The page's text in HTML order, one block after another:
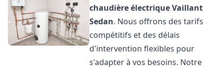
chaudière électrique Vaillant
Sedan. Nous offrons des tarifs
compétitifs et des délais
d'intervention flexibles pour
s'adapter à vos besoins. Notre